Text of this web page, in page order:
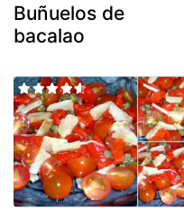
Buñuelos de
bacalao